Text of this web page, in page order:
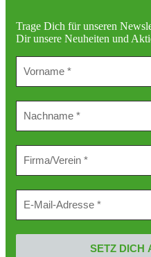
Trage Dich für unseren
Dir unsere Neuheiten und